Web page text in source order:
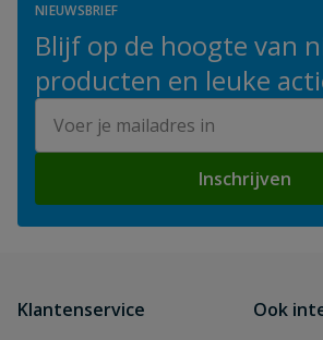
NIEUWSBRIEF
Blijf op de hoogte van
producten en leuke
Inschrijven
Klantenservice
Ook